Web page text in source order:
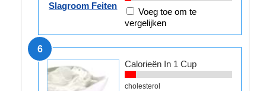
Slagroom Feiten
Voeg toe om te
vergelijken
6
Calorieën In 1 Cup
cholesterol